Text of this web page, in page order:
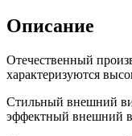
Описание
Отечественный
характеризуются
Стильный внешний
эффектный внешний